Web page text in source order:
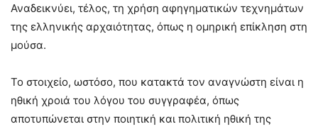
Αναδεικνύει, τέλος, τη χρήση αφηγηματικών τεχνημάτων
της ελληνικής αρχαιότητας, όπως η ομηρική επίκληση στη
μούσα.
Το στοιχείο, ωστόσο, που κατακτά τον αναγνώστη είναι η
ηθική χροιά του λόγου του συγγραφέα, όπως
αποτυπώνεται στην ποιητική και πολιτική ηθική της